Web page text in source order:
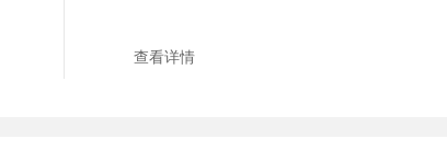
查看详情